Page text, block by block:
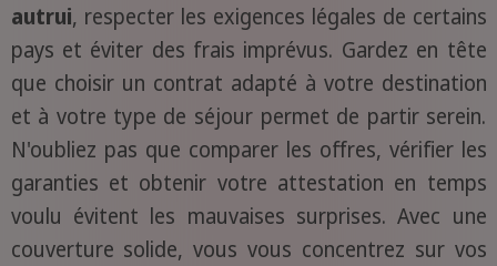
autrui, respecter les exigences légales de certains
pays et éviter des frais imprévus. Gardez en tête
que choisir un contrat adapté à votre destination
et à votre type de séjour permet de partir serein.
N'oubliez pas que comparer les offres, vérifier les
garanties et obtenir votre attestation en temps
voulu évitent les mauvaises surprises. Avec une
couverture solide, vous vous concentrez sur vos